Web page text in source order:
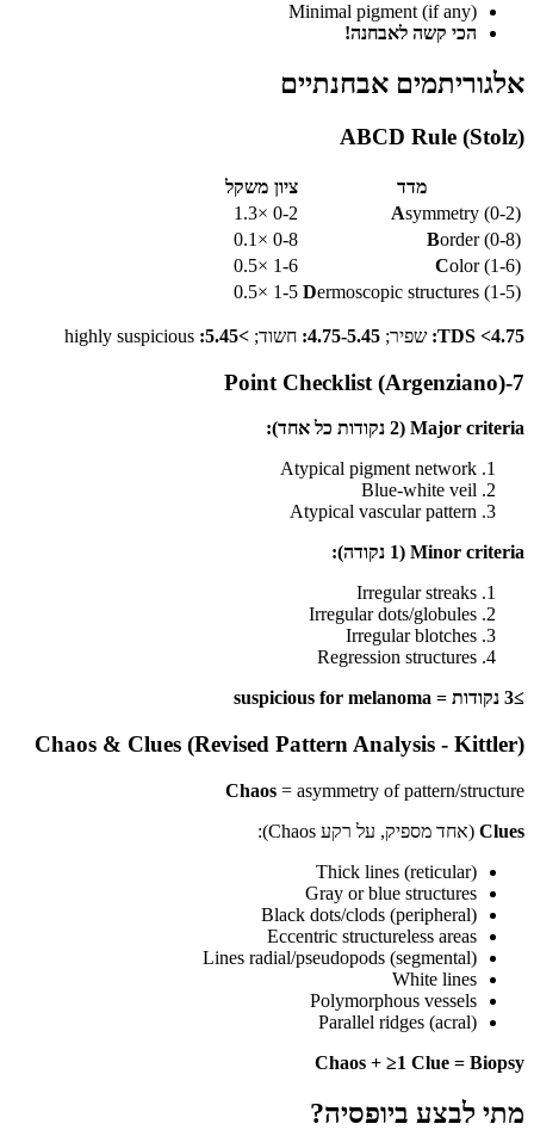
Minimal pigment (if any)
הכי קשה לאבחנה!
אלגוריתמים אבחנתיים
ABCD Rule (Stolz)
מדד ציון משקל
Asymmetry (0-2)
0-2
×1.3
Border (0-8)
0-8
×0.1
Color (1-6)
1-6
×0.5
Dermoscopic structures (1-5)
1-5
×0.5
TDS <4.75: שפיר; 4.75-5.45: חשוד; >5.45:
7-Point Checklist (Argenziano)
Major criteria (2 נקודות כל אחד):
Atypical pigment network
Blue-white veil
Atypical vascular pattern
Minor criteria (1 נקודה):
Irregular streaks
Irregular dots/globules
Irregular blotches
Regression structures
≥3 נקודות = suspicious for melanoma
Chaos & Clues (Revised Pattern Analysis - Kittler)
Chaos = asymmetry of pattern/structure
Clues (אחד מספיק, על רקע Chaos):
Thick lines (reticular)
Gray or blue structures
Black dots/clods (peripheral)
Eccentric structureless areas
Lines radial/pseudopods (segmental)
White lines
Polymorphous vessels
Parallel ridges (acral)
Chaos + ≥1 Clue = Biopsy
מתי לבצע ביופסיה?